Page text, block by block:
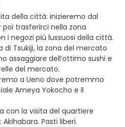
della città: inizieremo dal
poi trasferirci nella zona
i negozi più lussuosi della città.
di Tsukiji, la zona del mercato
assaggiare dell’ottimo sushi e
del mercato.
a Ueno dove potremmo
Ameya Yokocho e il
con la visita del quartiere
Pasti liberi.